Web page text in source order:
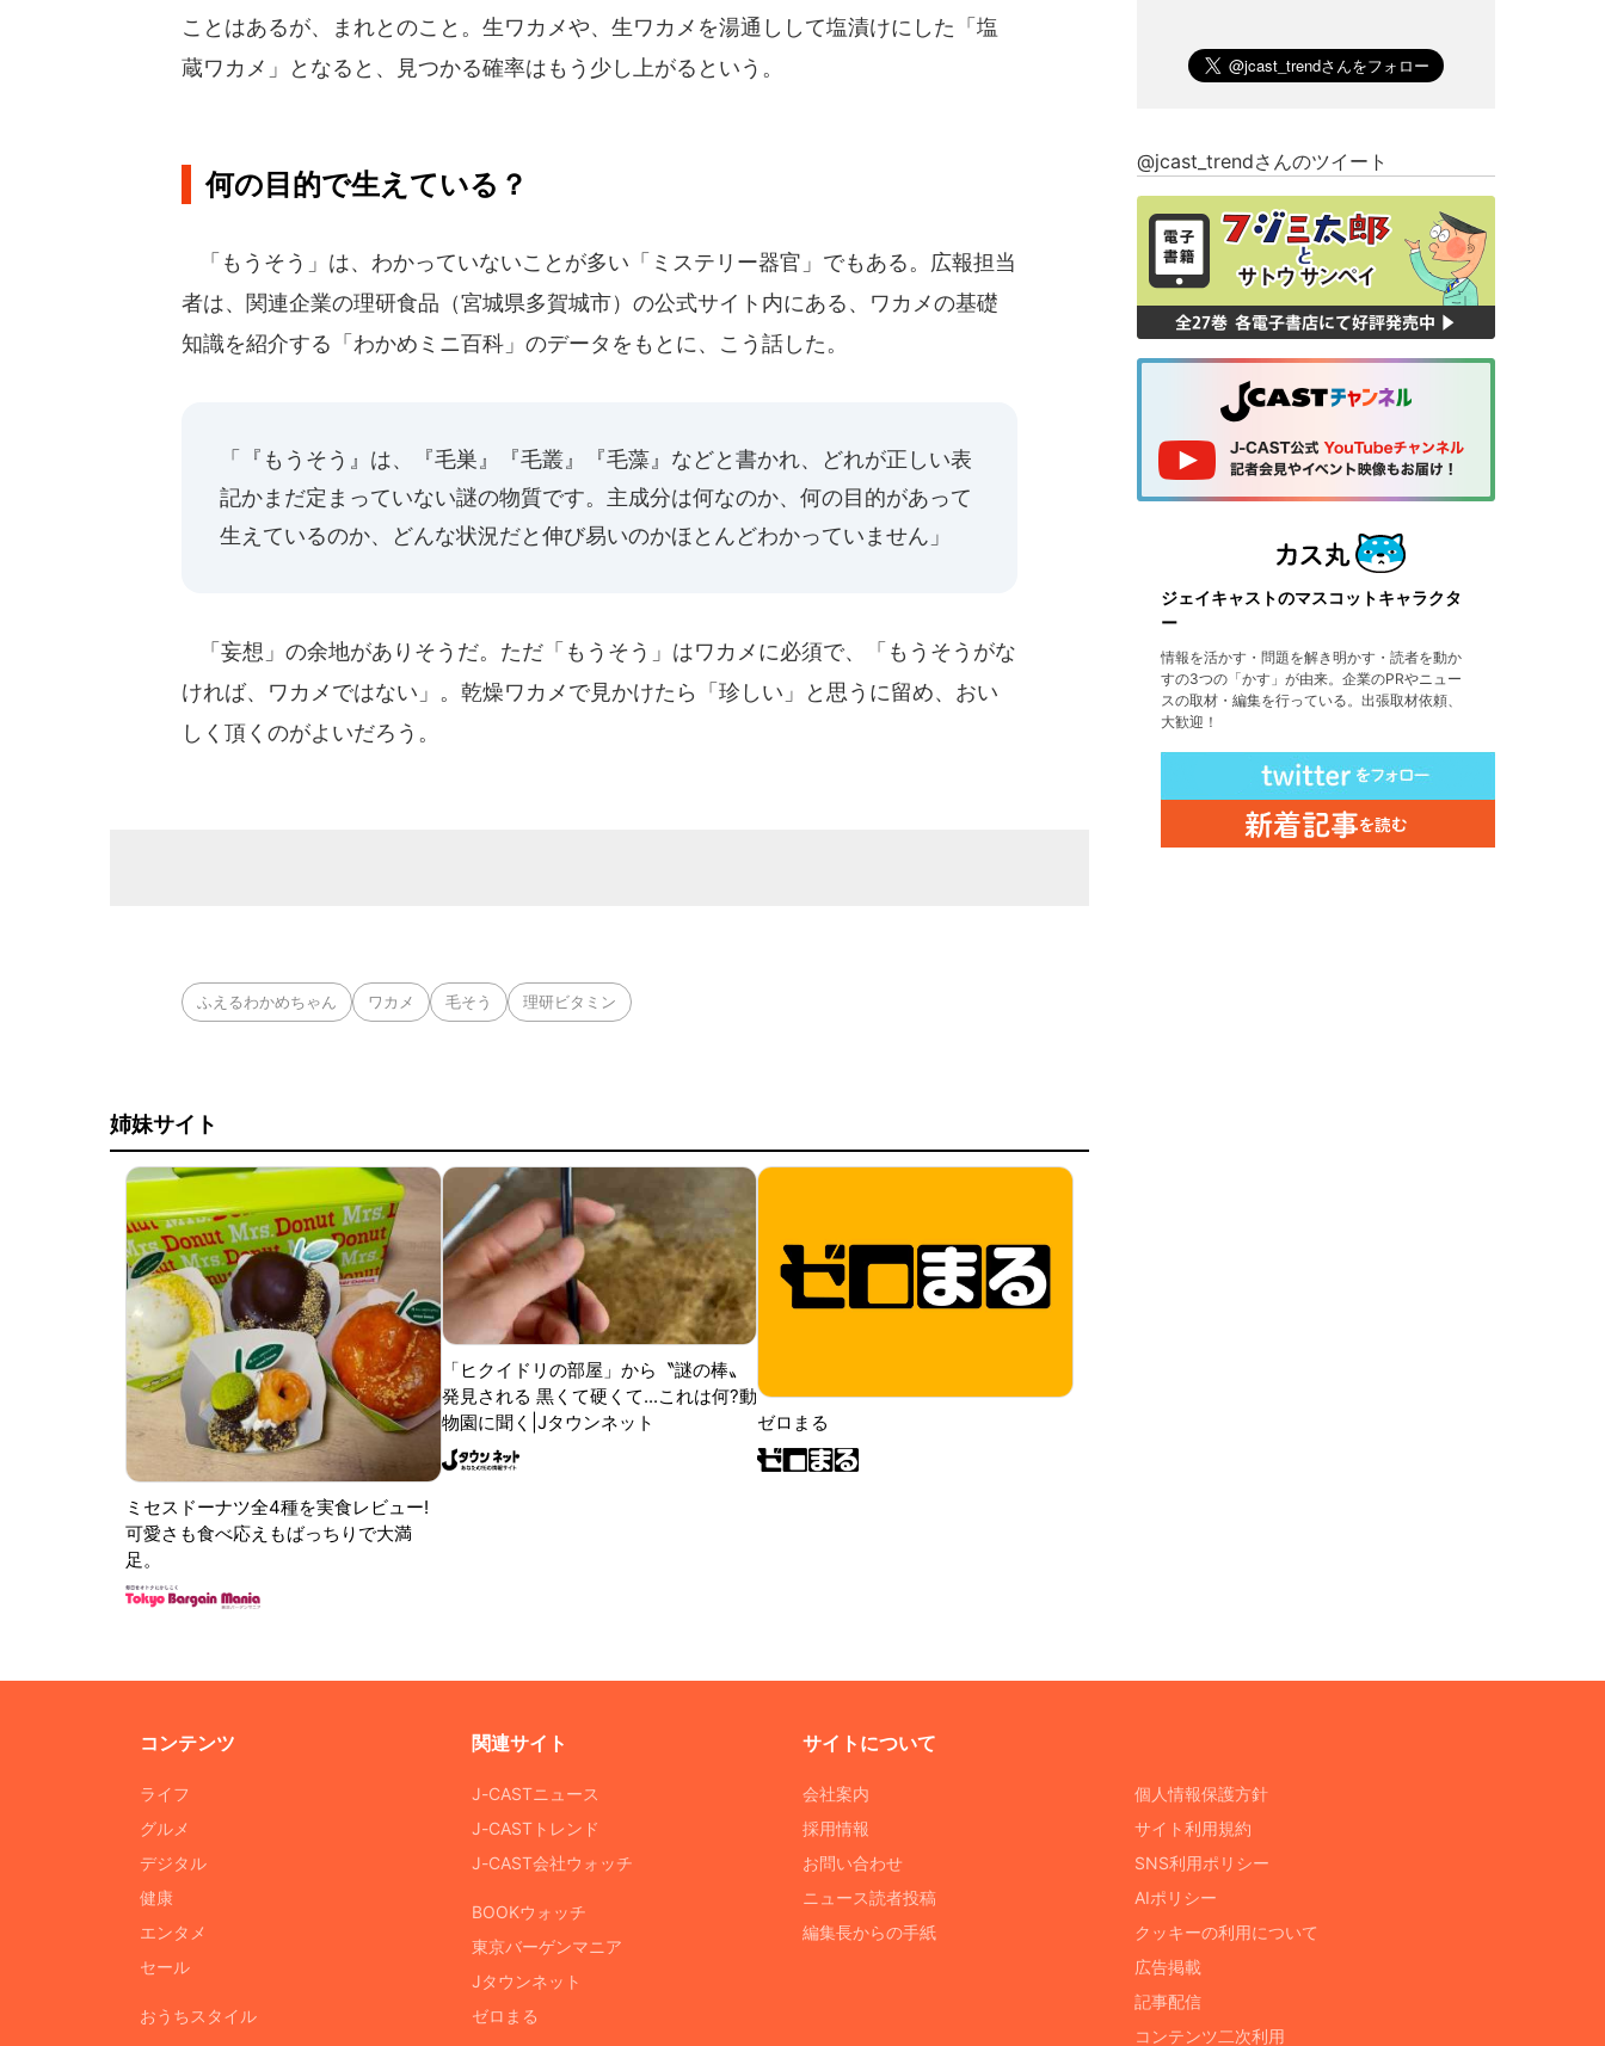
ことはあるが、まれとのこと。生ワカメや、生ワカメを湯通しして塩漬けにした「塩
蔵ワカメ」となると、見つかる確率はもう少し上がるという。
何の目的で生えている？
「もうそう」は、わかっていないことが多い「ミステリー器官」でもある。広報担当
者は、関連企業の理研食品（宮城県多賀城市）の公式サイト内にある、ワカメの基礎
知識を紹介する「わかめミニ百科」のデータをもとに、こう話した。
「『もうそう』は、『毛巣』『毛叢』『毛藻』などと書かれ、どれが正しい表
記かまだ定まっていない謎の物質です。主成分は何なのか、何の目的があって
生えているのか、どんな状況だと伸び易いのかほとんどわかっていません」
「妄想」の余地がありそうだ。ただ「もうそう」はワカメに必須で、「もうそうがな
ければ、ワカメではない」。乾燥ワカメで見かけたら「珍しい」と思うに留め、おい
しく頂くのがよいだろう。
ふえるわかめちゃん ワカメ 毛そう 理研ビタミン
姉妹サイト
ミセスドーナツ全4種を実食レビュー!
可愛さも食べ応えもばっちりで大満
足。
「ヒクイドリの部屋」から〝謎の棒〟
発見される 黒くて硬くて...これは何?動
物園に聞く|Jタウンネット
ゼロまる
@jcast_trendさんのツイート
ジェイキャストのマスコットキャラクタ
ー
情報を活かす・問題を解き明かす・読者を動か
すの3つの「かす」が由来。企業のPRやニュー
スの取材・編集を行っている。出張取材依頼、
大歓迎！
コンテンツ
ライフ
グルメ
デジタル
健康
エンタメ
セール
おうちスタイル
関連サイト
J-CASTニュース
J-CASTトレンド
J-CAST会社ウォッチ
BOOKウォッチ
東京バーゲンマニア
Jタウンネット
ゼロまる
サイトについて
会社案内
採用情報
お問い合わせ
ニュース読者投稿
編集長からの手紙
個人情報保護方針
サイト利用規約
SNS利用ポリシー
AIポリシー
クッキーの利用について
広告掲載
記事配信
コンテンツ二次利用